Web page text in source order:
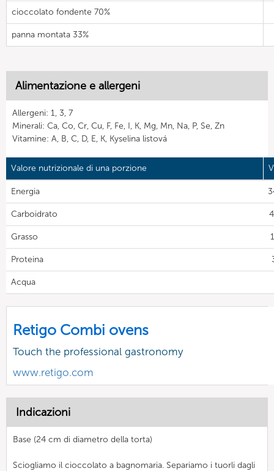
cioccolato fondente 70%
panna montata 33%
Alimentazione e allergeni
Allergeni: 1, 3, 7
Minerali: Ca, Co, Cr, Cu, F, Fe, I, K, Mg, Mn, Na, P, Se, Zn
Vitamine: A, B, C, D, E, K, Kyselina listová
Valore nutrizionale di una porzione
Energia
Carboidrato
Grasso
Proteina
Acqua
Retigo Combi ovens
Touch the professional gastronomy
www.retigo.com
Indicazioni
Base (24 cm di diametro della torta)
Sciogliamo il cioccolato a bagnomaria. Separiamo i tuorli dagli